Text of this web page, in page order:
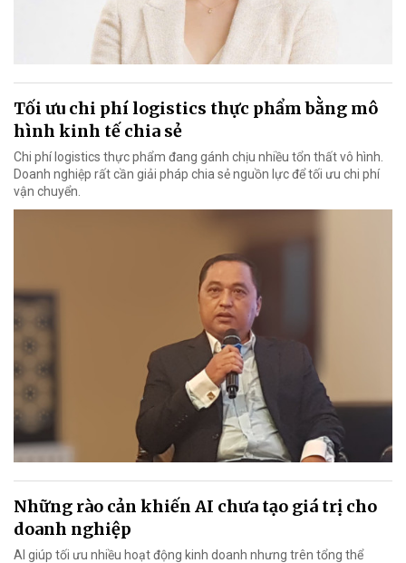
Tối ưu chi phí logistics thực phẩm bằng mô
hình kinh tế chia sẻ
Chi phí logistics thực phẩm đang gánh chịu nhiều tổn thất vô hình.
Doanh nghiệp rất cần giải pháp chia sẻ nguồn lực để tối ưu chi phí
vận chuyển.
Những rào cản khiến AI chưa tạo giá trị cho
doanh nghiệp
AI giúp tối ưu nhiều hoạt động kinh doanh nhưng trên tổng thể